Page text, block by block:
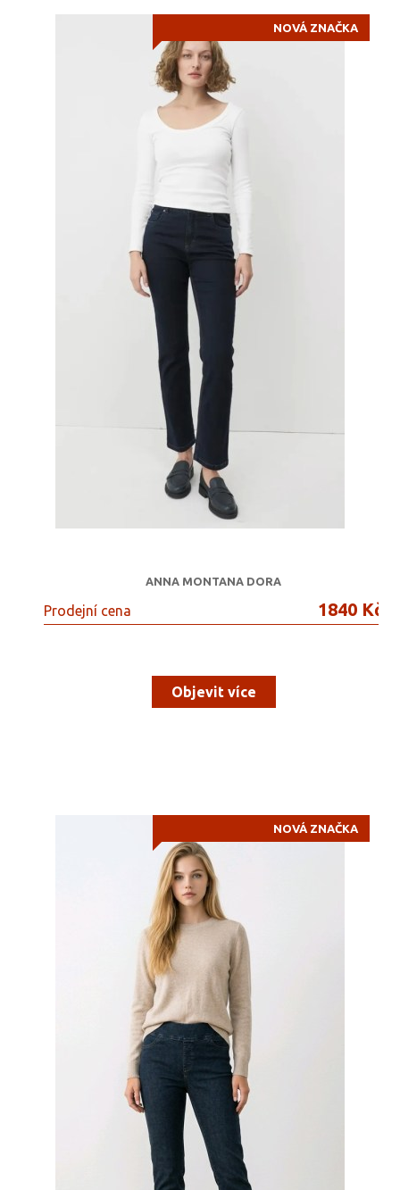
NOVÁ ZNAČKA
ANNA MONTANA DORA
Prodejní cena 1840 Kč
Objevit více
NOVÁ ZNAČKA